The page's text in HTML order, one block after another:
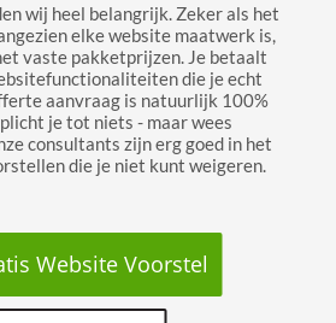
wij heel belangrijk. Zeker als het
elke website maatwerk is,
vaste pakketprijzen. Je betaalt
die je echt
aanvraag is natuurlijk 100%
je tot niets - maar wees
consultants zijn erg goed in het
die je niet kunt weigeren.
Website Voorstel